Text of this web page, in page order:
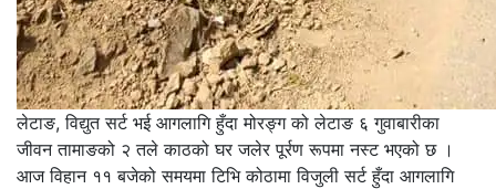
लेटाङ, विद्युत सर्ट भई आगलागि हुँदा मोरङ्ग को लेटाङ ६ गुवाबारीका
जीवन तामाङको २ तले काठको घर जलेर पूर्रण रूपमा नस्ट भएको छ ।
आज विहान ११ बजेको समयमा टिभि कोठामा विजुली सर्ट हुँदा आगलागि